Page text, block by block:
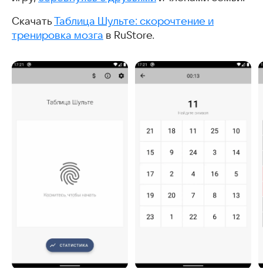
СкачатьТаблица Шульте: скорочтение и
тренировка мозга в RuStore.